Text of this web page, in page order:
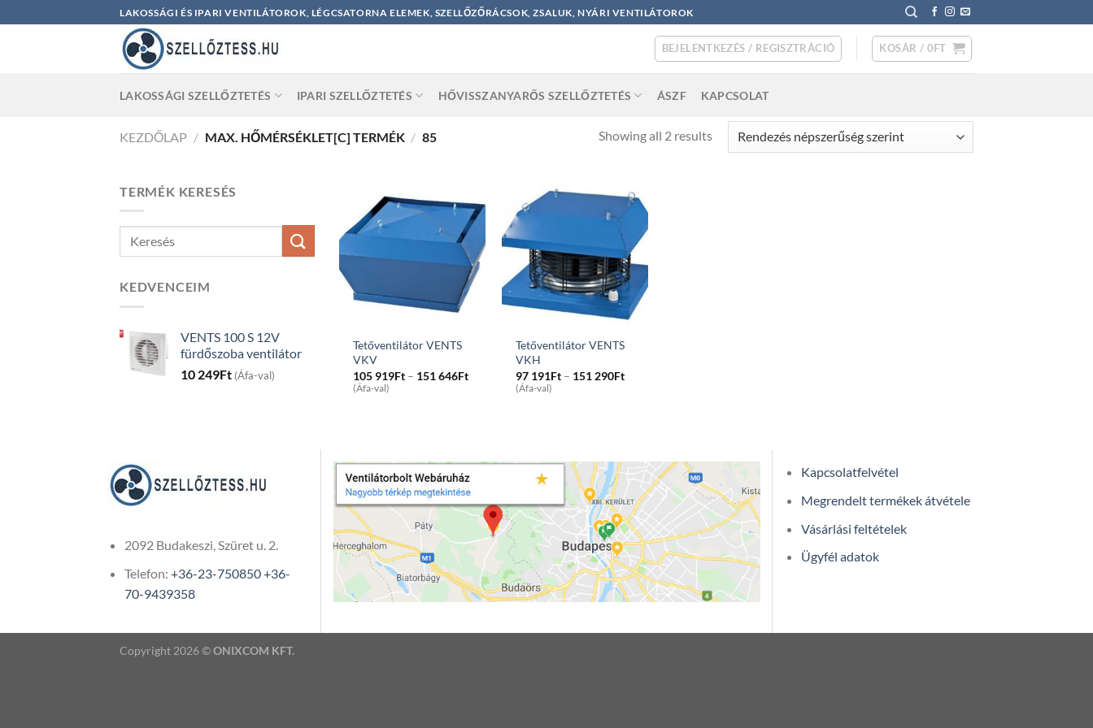
to
LAKOSSÁGI ÉS IPARI VENTILÁTOROK, LÉGCSATORNA ELEMEK, SZELLŐZŐRÁCSOK, ZSALUK, NYÁRI VENTILÁTOROK
BEJELENTKEZÉS / REGISZTRÁCIÓ KOSÁR / 0FT
LAKOSSÁGI SZELLŐZTETÉS IPARI SZELLŐZTETÉS HŐVISSZANYARŐS SZELLŐZTETÉS ÁSZF KAPCSOLAT
KEZDŐLAP / MAX. HŐMÉRSÉKLET[C] TERMÉK / 85 Showing all 2 resultsSorted
TERMÉK KERESÉS
KEDVENCEIM
VENTS 100 S 12V
fürdőszoba ventilátor
10 249Ft (Áfa-val)
Tetőventilátor VENTS
VKV
105 919Ft – 151 646FtPrice
(Áfa-val)
Tetőventilátor VENTS
VKH
97 191Ft – 151 290FtPrice
(Áfa-val)
2092 Budakeszi, Szüret u. 2.
Telefon: +36-23-750850+36-
70-9439358
Kapcsolatfelvétel
Megrendelt termékek átvétele
Vásárlási feltételek
Ügyfél adatok
Copyright 2026 ©ONIXCOM KFT.